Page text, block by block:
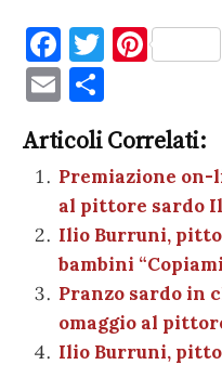
F
a
c
e
b
o
o
k
T
te
r
Pi
es
t
E
m
ai
l
n
di
vi
di
Articoli Correlati:
Premiazione
al pittore sardo
Ilio Burruni,
bambini
Pranzo sardo in
omaggio al
Ilio Burruni,